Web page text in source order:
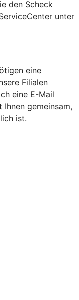
den Scheck
unter
eine
Filialen
eine E-Mail
gemeinsam,
möglich ist.